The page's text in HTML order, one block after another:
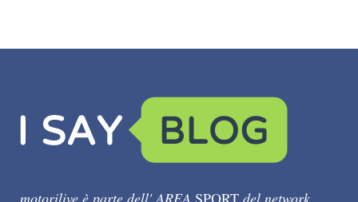
motorilive è parte dell' AREA SPORT del network